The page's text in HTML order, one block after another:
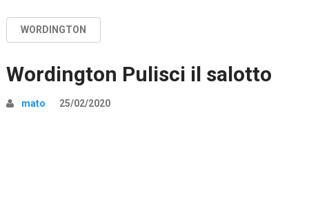
WORDINGTON
Wordington Pulisci il salotto
mato 25/02/2020